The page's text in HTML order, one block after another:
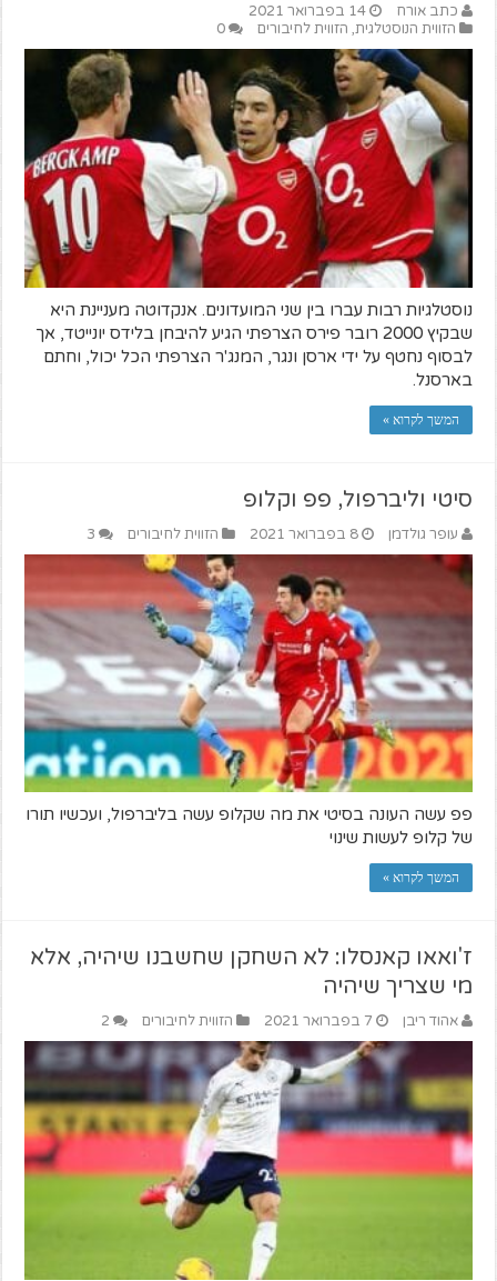
כתב אורח
14 בפברואר 2021
הזווית הנוסטלגית, הזווית לחיבורים 0
נוסטלגיות רבות עברו בין שני המועדונים. אנקדוטה מעניינת היא
שבקיץ 2000 רובר פירס הצרפתי הגיע להיבחן בלידס יונייטד, אך
לבסוף נחטף על ידי ארסן ונגר, המנג'ר הצרפתי הכל יכול, וחתם
בארסנל.
המשך לקרוא »
סיטי וליברפול, פפ וקלופ
עופר גולדמן 8 בפברואר 2021 הזווית לחיבורים 3
פפ עשה העונה בסיטי את מה שקלופ עשה בליברפול, ועכשיו תורו
של קלופ לעשות שינוי
המשך לקרוא »
ז'ואאו קאנסלו: לא השחקן שחשבנו שיהיה, אלא
מי שצריך שיהיה
אהוד ריבן 7 בפברואר 2021 הזווית לחיבורים 2